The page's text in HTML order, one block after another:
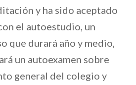
y ha sido aceptado
el autoestudio, un
que durará año y medio,
un autoexamen sobre
general del colegio y